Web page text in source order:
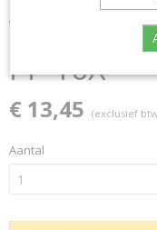
VIQUEL
PP 10X
€ 13,45 (exclusief
Aantal